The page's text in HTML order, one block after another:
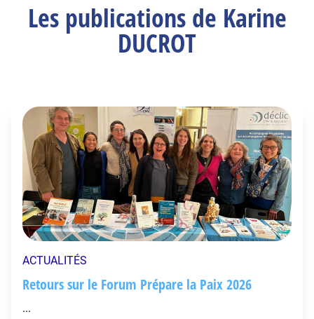
Les publications de Karine
DUCROT
ACTUALITÉS
Retours sur le Forum Prépare la Paix 2026
...